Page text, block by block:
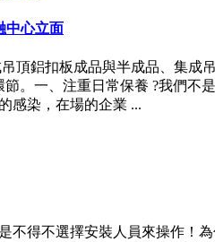
中心立面
頂鋁扣板成品與半成品、集
。一、注重日常保養 ?我們
感染，在場的企業 ...
不得不選擇安裝人員來操作！